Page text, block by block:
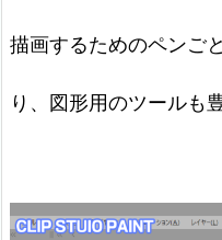
描画するためのペンご
り、図形用のツールも